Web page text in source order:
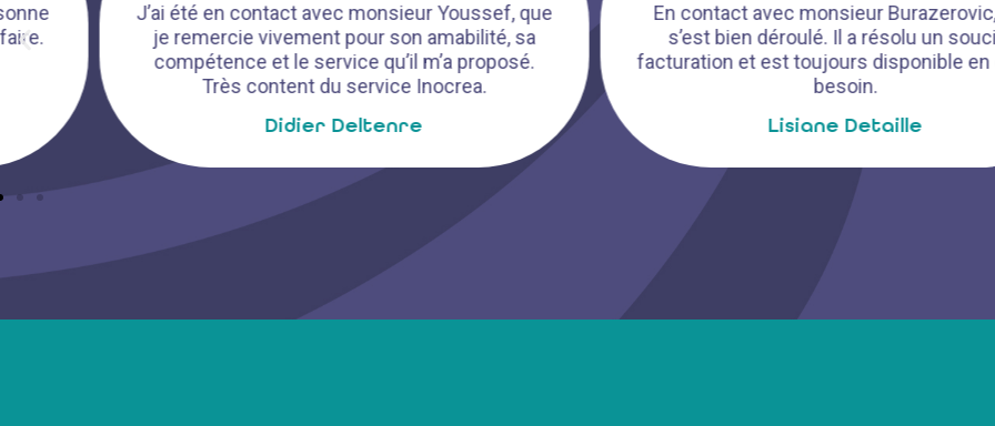
J’ai été en contact avec monsieur Youssef, que
je remercie vivement pour son amabilité, sa
compétence et le service qu’il m’a proposé.
Très content du service Inocrea.
Didier Deltenre
En contact avec monsieur Burazerovic, tout
s’est bien déroulé. Il a résolu un souci de
facturation et est toujours disponible en cas de
Lisiane Detaille